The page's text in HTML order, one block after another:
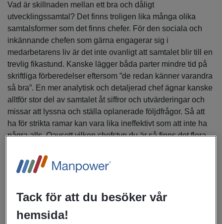
Vad är skillnaden mellan ett bra och dåligt
utvecklingssamtal? Det finns troligen lika många olika
samtalsformer som det finns chefer. För den sociala och
inkännande chefen som gärna engagerar sig i
medarbetarens liv är det inte ovanligt att samtalet blir till en
trevlig fikastund. Kanske lägger båda parter mindre tid på
skriftliga förberedelser eftersom ”de redan känner varandra
så bra”. En mer analytisk och detaljerad chef ägnar kanske
alltför stor del av samtalet åt siffror och utvärderingar och
missar att lyssna och ställa oplanerade följdfrågor. Så att
ha för strikta ramar kan vara lika ineffektivt som att inte ha
några alls. Oavsett vilken chefstyp du är så finns det flera
förutsättningarna för att verkligen ge resultat. Men också för
att medarbetaren ska få hjälp att identifiera sina egna och
All form av nystart innebär ofta att man haft tid för reflektion
Tack för att du besöker vår
hemsida!